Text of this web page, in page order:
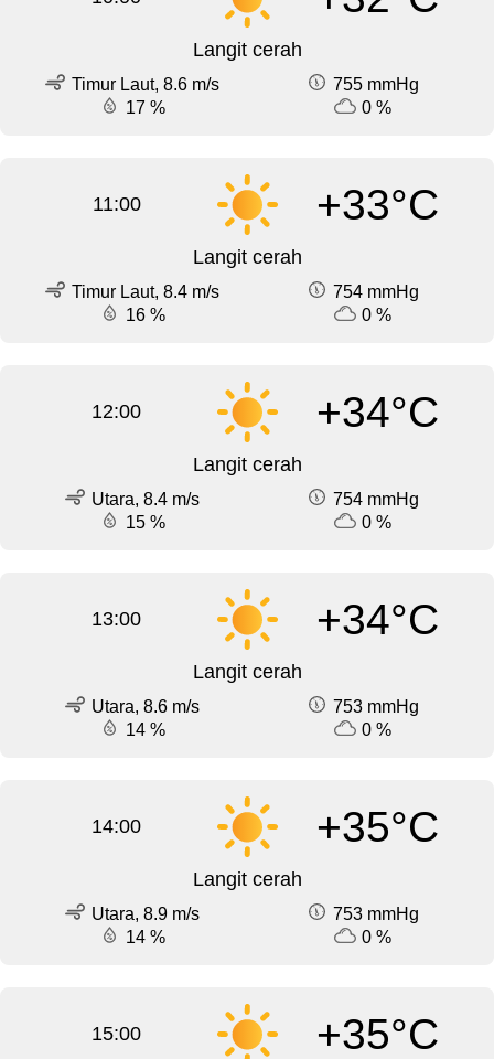
Langit cerah
Timur Laut, 8.6 m/s
755 mmHg
17 %
0 %
11:00 +33°C
Langit cerah
Timur Laut, 8.4 m/s
754 mmHg
16 %
0 %
12:00 +34°C
Langit cerah
Utara, 8.4 m/s
754 mmHg
15 %
0 %
13:00 +34°C
Langit cerah
Utara, 8.6 m/s
753 mmHg
14 %
0 %
14:00 +35°C
Langit cerah
Utara, 8.9 m/s
753 mmHg
14 %
0 %
15:00 +35°C